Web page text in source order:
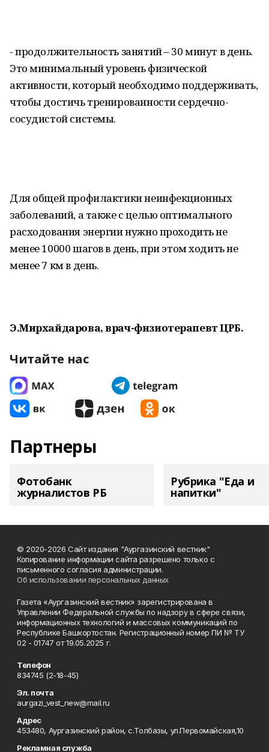
- продолжительность занятий – 30 минут в день.
Это минимальный уровень физической
активности, который необходимо поддерживать,
чтобы достичь тренированности сердечно-
сосудистой системы.
Для общей профилактики неинфекционных
заболеваний, а также с целью оптимального
расходования энергии нужно проходить не
менее 10000 шагов в день, при этом ходить не
менее 7 км в день.
Э.Мирхайдарова, врач-физиотерапевт ЦРБ.
Читайте нас
Партнеры
Фотобанк
журналистов РБ
Рубрика "Еда и
напитки"
© 2020-2026 Сайт издания "Аургазинский вестник"
Копирование информации сайта разрешено только с
письменного согласия администрации.
Об использовании персональных данных
Газета «Аургазинский вестник» зарегистрирована в
Управлении Федеральной службы по надзору в сфере связи,
информационных технологий и массовых коммуникаций по
Республике Башкортостан. Регистрационный номер ПИ № ТУ
02 - 01747 от 19.05.2025 г.
Телефон
834745 (2-18-45)
Эл. почта
aurgazi_vest_new@mail.ru
Адрес
453480, Аургазинский район, с.Толбазы, ул.Первомайская,10
Рекламная служба